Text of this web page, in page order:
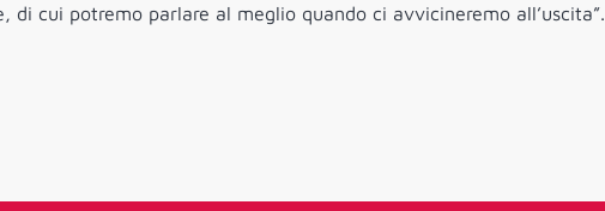
di cui potremo parlare al meglio quando ci avvicineremo all’uscita”.